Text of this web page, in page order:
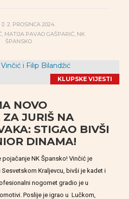
2. PROSINCA 2024.
, MATIJA PAVAO GAŠPARIĆ, NK
ŠPANSKO
KLUPSKE VIJESTI
NOVO
JURIŠ NA
STIGAO BIVŠI
DINAMA!
pojačanje NK Špansko! Vinčić je
Kraljevcu, bivši je kadet i
nogomet gradio je u
Poslije je igrao u Lučkom,